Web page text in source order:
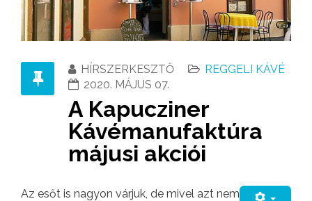
HÍRSZERKESZTŐ
REGGELI KÁVÉ
2020. MÁJUS 07.
A Kapucziner
Kávémanufaktúra
májusi akciói
Az esőt is nagyon várjuk, de mivel azt nem